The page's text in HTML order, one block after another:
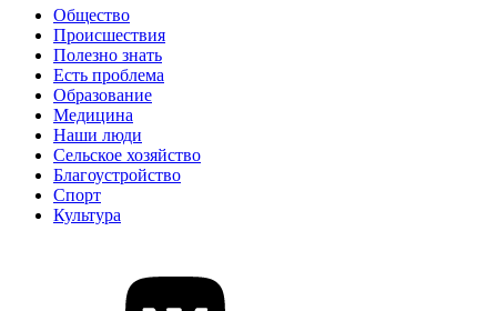
Общество
Происшествия
Полезно знать
Есть проблема
Образование
Медицина
Наши люди
Сельское хозяйство
Благоустройство
Спорт
Культура